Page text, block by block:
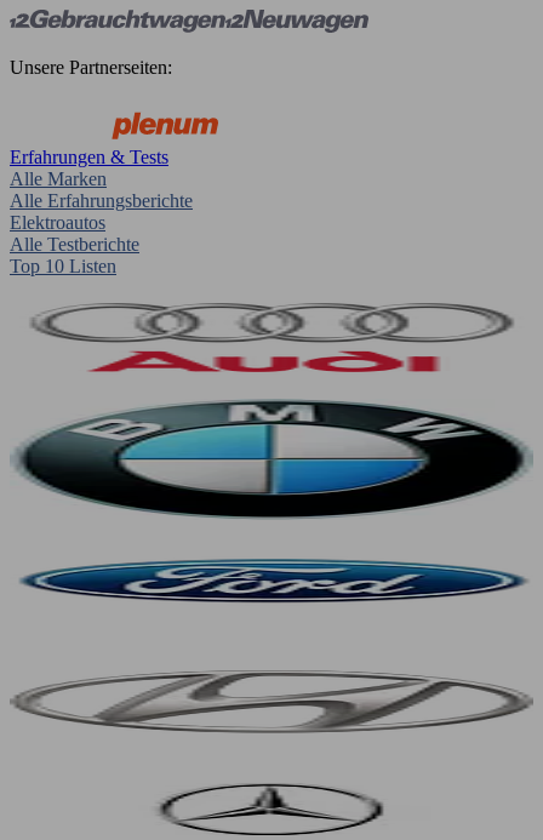
Unsere Partnerseiten:
Erfahrungen & Tests
Alle Marken
Alle Erfahrungsberichte
Elektroautos
Alle Testberichte
Top 10 Listen